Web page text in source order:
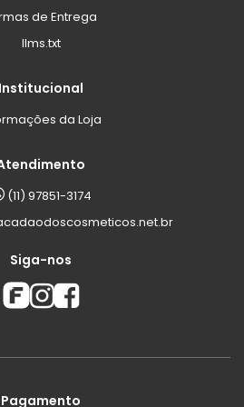
de Entrega
llms.txt
Institucional
da Loja
(11) 97851-3174
Siga-nos
Pagamento